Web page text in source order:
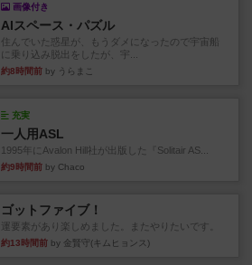
画像付き
AIスペース・パズル
住んでいた惑星が、もうダメになったので宇宙船
に乗り込み脱出をしたが、宇...
約8時間前 by うらまこ
充実
一人用ASL
1995年にAvalon Hill社が出版した『Solitair AS...
約9時間前 by Chaco
ゴットファイブ！
運要素があり楽しめました。またやりたいです。
約13時間前 by 金賢守(キムヒョンス)